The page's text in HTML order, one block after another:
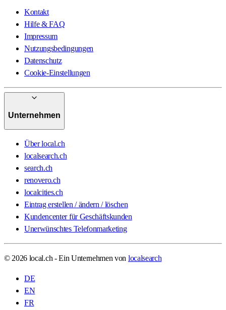
Kontakt
Hilfe & FAQ
Impressum
Nutzungsbedingungen
Datenschutz
Cookie-Einstellungen
Unternehmen
Über local.ch
localsearch.ch
search.ch
renovero.ch
localcities.ch
Eintrag erstellen / ändern / löschen
Kundencenter für Geschäftskunden
Unerwünschtes Telefonmarketing
© 2026 local.ch - Ein Unternehmen von localsearch
DE
EN
FR